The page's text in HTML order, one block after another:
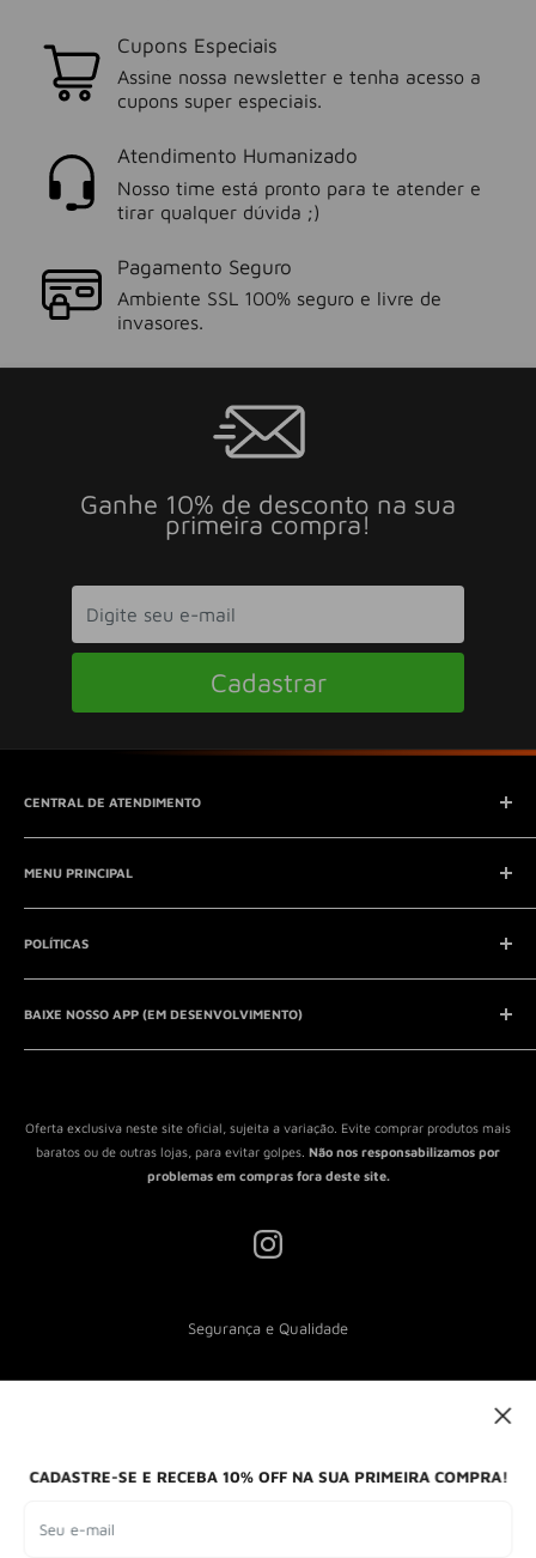
CADASTRE-SE E RECEBA 10% OFF NA SUA PRIMEIRA COMPRA!
Seu e-mail
Cupons Especiais
Assine nossa newsletter e tenha acesso a
cupons super especiais.
Atendimento Humanizado
Nosso time está pronto para te atender e
tirar qualquer dúvida ;)
Pagamento Seguro
Ambiente SSL 100% seguro e livre de
invasores.
Ganhe 10% de desconto na sua
primeira compra!
Cadastrar
CENTRAL DE ATENDIMENTO
E-mail:
Telefone:41 8761-7286
MENU PRINCIPAL
Início
Catálogo
Entrar em contato
QUEM SOMOS?
POLÍTICAS
Aviso Legal
Política de Privacidade
Política de Reembolso
Termos de Serviço
BAIXE NOSSO APP (EM DESENVOLVIMENTO)
Oferta exclusiva neste site oficial, sujeita a variação. Evite comprar produtos mais
baratos ou de outras lojas, para evitar golpes. Não nos responsabilizamos por
problemas em compras fora deste site.
Segurança e Qualidade